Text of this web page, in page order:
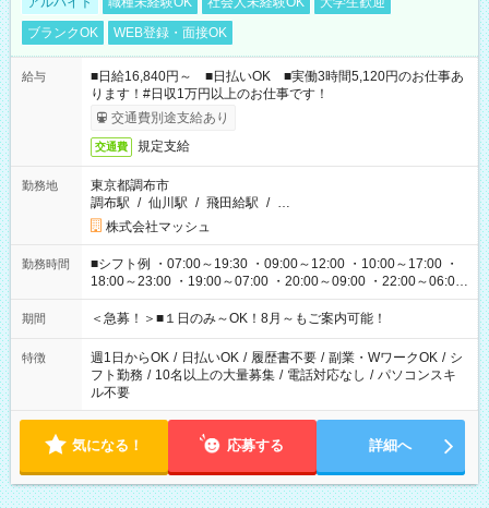
ブランクOK
WEB登録・面接OK
給与
■日給16,840円～ ■日払いOK ■実働3時間5,120円のお仕事あ
ります！#日収1万円以上のお仕事です！
交通費別途支給あり
交通費 規定支給
勤務地
東京都調布市
調布駅 / 仙川駅 / 飛田給駅 / …
株式会社マッシュ
勤務時間
■シフト例 ・07:00～19:30 ・09:00～12:00 ・10:00～17:00 ・
18:00～23:00 ・19:00～07:00 ・20:00～09:00 ・22:00～06:00
etc ★最短で3時間で5,120円のお仕事から 15時間で2万円近く稼
げるお仕事も！ ご希望のお時間に合わせてご紹介！ ※シフトは
ください！
期間 ＜急募！＞■１日のみ～OK！8月～もご案内可能！
特徴 週1日からOK / 日払いOK / 履歴書不要 / 副業・WワークOK / シ
フト勤務 / 10名以上の大量募集 / 電話対応なし / パソコンスキ
ル不要
気になる！ 応募する 詳細へ